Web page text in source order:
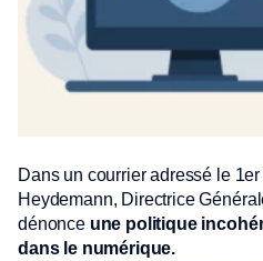
Dans un courrier adressé le
Heydemann, Directrice
dénonce une politique
dans le numérique.